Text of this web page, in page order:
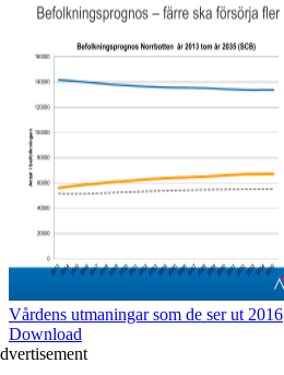
Vårdens utmaningar som de ser ut 2016
Download